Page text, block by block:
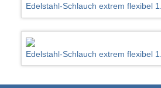
Edelstahl-Schlauch extrem flexibel
Edelstahl-Schlauch extrem flexibel